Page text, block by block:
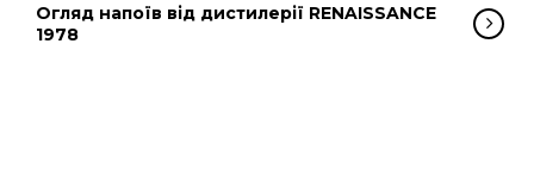
Огляд напоїв від дистилерії RENAISSANCE
1978